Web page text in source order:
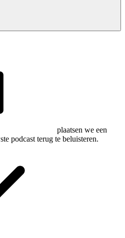
plaatsen we een
podcast terug te beluisteren.